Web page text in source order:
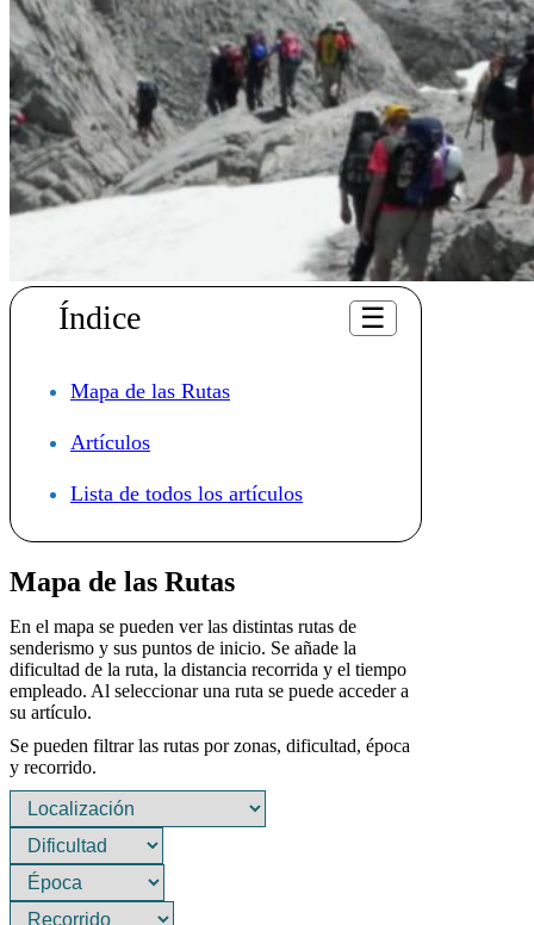
Índice ☰
Mapa de las Rutas
Artículos
Lista de todos los artículos
Mapa de las Rutas
En el mapa se pueden ver las distintas rutas de
senderismo y sus puntos de inicio. Se añade la
dificultad de la ruta, la distancia recorrida y el tiempo
empleado. Al seleccionar una ruta se puede acceder a
su artículo.
Se pueden filtrar las rutas por zonas, dificultad, época
y recorrido.